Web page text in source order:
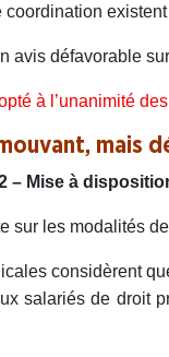
avis défavorable
à l’unanimité
mais
– Mise à
sur les modalités
considèrent
salariés de droit